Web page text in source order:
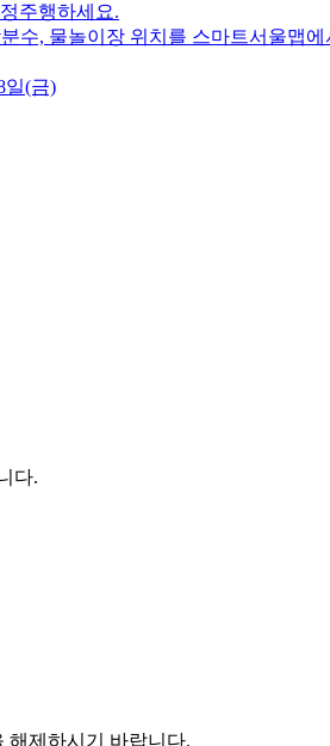
다.
해제하시기 바랍니다.